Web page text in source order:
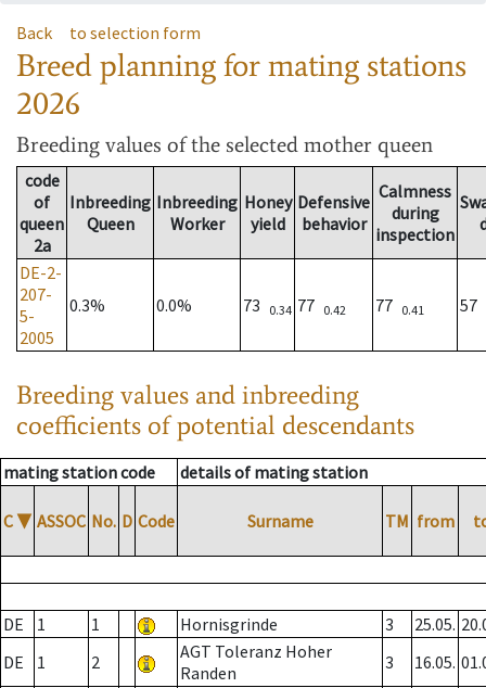
Back to selection form
Breed planning for mating stations
2026
Breeding values of the selected mother queen
code
of
queen
2a
Inbreeding
Queen
Inbreeding
Worker
Honey
yield
Defensive
behavior
Calmness
during
inspection
DE-2-
207-
5-
2005
0.3% 0.0% 73 0.34 77 0.42 77 0.41 57
Breeding values and inbreeding
coefficients of potential descendants
mating station code details of mating station
C ▼ ASSOC No. D Code Surname TM from
DE 1 1 Hornisgrinde 3 25.05.
DE
1 2
AGT Toleranz Hoher
Randen
3 16.05.